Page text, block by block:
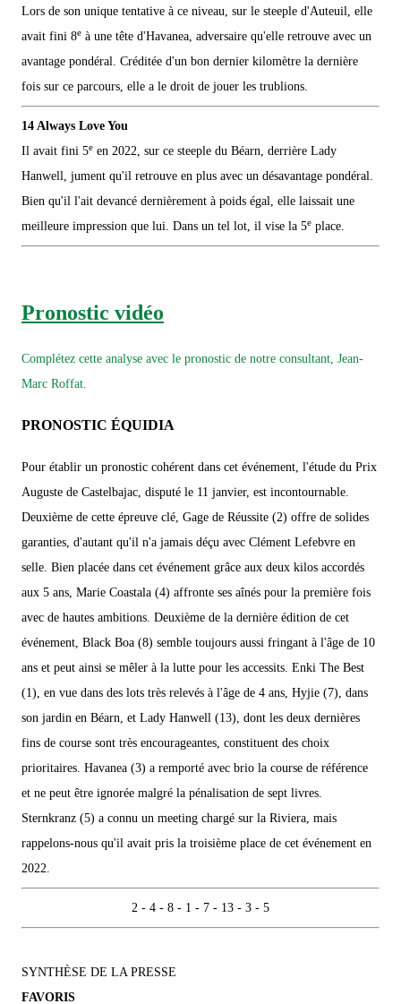
Lors de son unique tentative à ce niveau, sur le steeple d'Auteuil, elle
avait fini 8e à une tête d'Havanea, adversaire qu'elle retrouve avec un
avantage pondéral. Créditée d'un bon dernier kilomètre la dernière
fois sur ce parcours, elle a le droit de jouer les trublions.
14 Always Love You
Il avait fini 5e en 2022, sur ce steeple du Béarn, derrière Lady
Hanwell, jument qu'il retrouve en plus avec un désavantage pondéral.
Bien qu'il l'ait devancé dernièrement à poids égal, elle laissait une
meilleure impression que lui. Dans un tel lot, il vise la 5e place.
Pronostic vidéo
Complétez cette analyse avec le pronostic de notre consultant, Jean-
Marc Roffat.
PRONOSTIC ÉQUIDIA
Pour établir un pronostic cohérent dans cet événement, l'étude du Prix
Auguste de Castelbajac, disputé le 11 janvier, est incontournable.
Deuxième de cette épreuve clé, Gage de Réussite (2) offre de solides
garanties, d'autant qu'il n'a jamais déçu avec Clément Lefebvre en
selle. Bien placée dans cet événement grâce aux deux kilos accordés
aux 5 ans, Marie Coastala (4) affronte ses aînés pour la première fois
avec de hautes ambitions. Deuxième de la dernière édition de cet
événement, Black Boa (8) semble toujours aussi fringant à l'âge de 10
ans et peut ainsi se mêler à la lutte pour les accessits. Enki The Best
(1), en vue dans des lots très relevés à l'âge de 4 ans, Hyjie (7), dans
son jardin en Béarn, et Lady Hanwell (13), dont les deux dernières
fins de course sont très encourageantes, constituent des choix
prioritaires. Havanea (3) a remporté avec brio la course de référence
et ne peut être ignorée malgré la pénalisation de sept livres.
Sternkranz (5) a connu un meeting chargé sur la Riviera, mais
rappelons-nous qu'il avait pris la troisième place de cet événement en
2022.
2 - 4 - 8 - 1 - 7 - 13 - 3 - 5
SYNTHÈSE DE LA PRESSE
FAVORIS